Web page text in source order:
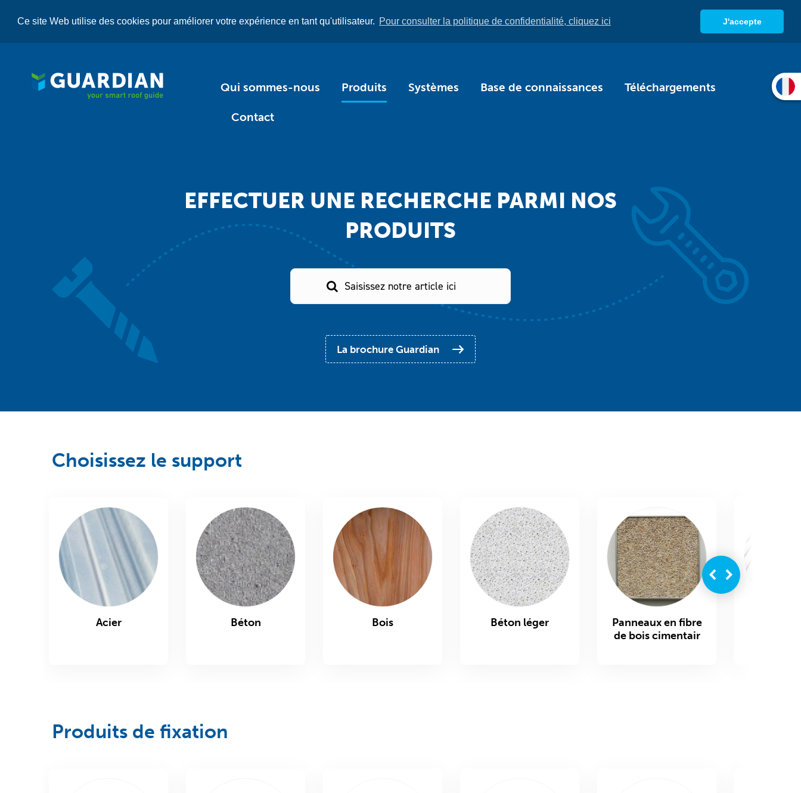
Ce site Web utilise des cookies pour améliorer votre expérience en tant qu'utilisateur. Pour consulter la politique de confidentialité, cliquez ici J'accepte
Qui sommes-nous Produits Systèmes Base de connaissances Téléchargements
Contact
La brochure Guardian
Choisissez le support
Acier Béton Bois Béton léger
Panneaux en fibre
de bois cimentair
Produits de fixation